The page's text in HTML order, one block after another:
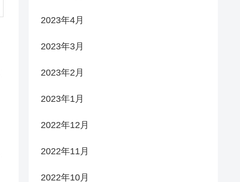
2023年4月
2023年3月
2023年2月
2023年1月
2022年12月
2022年11月
2022年10月